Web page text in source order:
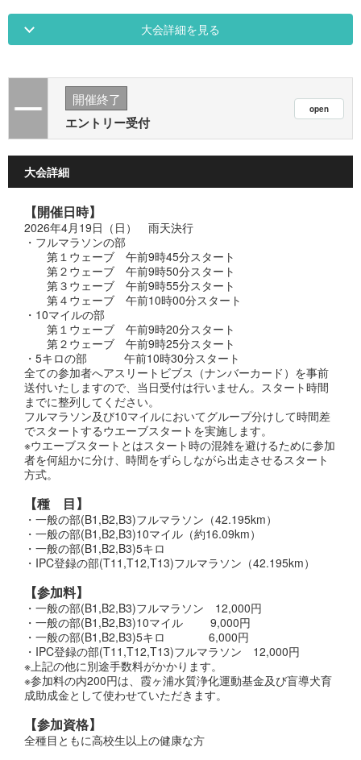
大会詳細を見る
開催終了
エントリー受付
大会詳細
【開催日時】
2026年4月19日（日） 雨天決行
・フルマラソンの部
第１ウェーブ 午前9時45分スタート
第２ウェーブ 午前9時50分スタート
第３ウェーブ 午前9時55分スタート
第４ウェーブ 午前10時00分スタート
・10マイルの部
第１ウェーブ 午前9時20分スタート
第２ウェーブ 午前9時25分スタート
・5キロの部 午前10時30分スタート
全ての参加者へアスリートビブス（ナンバーカード）を事前
送付いたしますので、当⽇受付は⾏いません。スタート時間
までに整列してください。
フルマラソン及び10マイルにおいてグループ分けして時間差
でスタートするウエーブスタートを実施します。
※ウエーブスタートとはスタート時の混雑を避けるために参加
者を何組かに分け、時間をずらしながら出走させるスタート
方式。
【種 目】
・一般の部(B1,B2,B3)フルマラソン（42.195km）
・一般の部(B1,B2,B3)10マイル（約16.09km）
・一般の部(B1,B2,B3)5キロ
・IPC登録の部(T11,T12,T13)フルマラソン（42.195km）
【参加料】
・一般の部(B1,B2,B3)フルマラソン 12,000円
・一般の部(B1,B2,B3)10マイル 9,000円
・一般の部(B1,B2,B3)5キロ 6,000円
・IPC登録の部(T11,T12,T13)フルマラソン 12,000円
※上記の他に別途手数料がかかります。
※参加料の内200円は、霞ヶ浦水質浄化運動基金及び盲導犬育
成助成金として使わせていただきます。
【参加資格】
全種目ともに高校生以上の健康な方